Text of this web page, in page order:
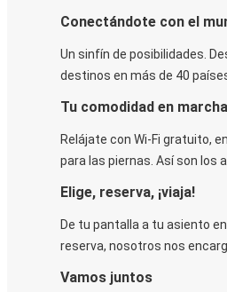
Conectándote con el
Un sinfín de posibilidades.
destinos en más de 40
Tu comodidad en marcha
Relájate con Wi-Fi gratuito,
para las piernas. Así son los
Elige, reserva, ¡viaja!
De tu pantalla a tu asiento
reserva, nosotros nos
Vamos juntos